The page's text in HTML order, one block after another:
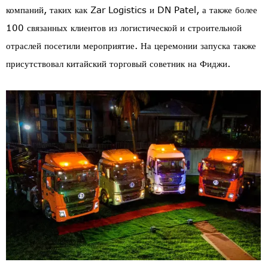
компаний, таких как Zar Logistics и DN Patel, а также более
100 связанных клиентов из логистической и строительной
отраслей посетили мероприятие. На церемонии запуска также
присутствовал китайский торговый советник на Фиджи.